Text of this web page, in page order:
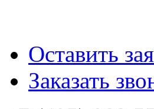
Оставить
Заказать